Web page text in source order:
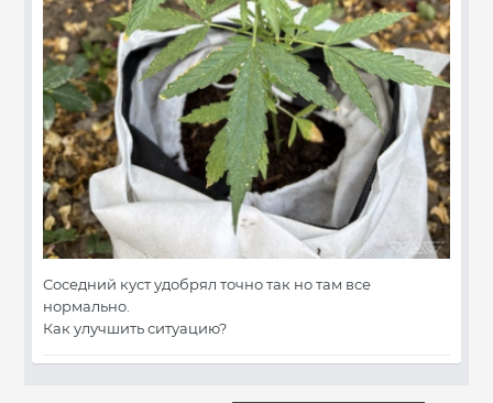
Соседний куст удобрял точно так но там все
нормально.
Как улучшить ситуацию?